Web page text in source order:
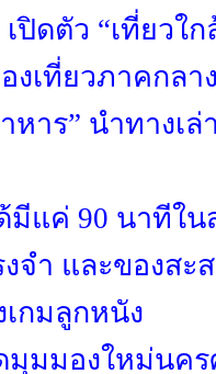
ดตัว “เที่ยวใก
งเที่ยวภาคกลา
หาร” นำทางเล่
แค่ 90 นาทีใน
งจำ และของสะ
กมลูกหนัง
มุมมองใหม่นค